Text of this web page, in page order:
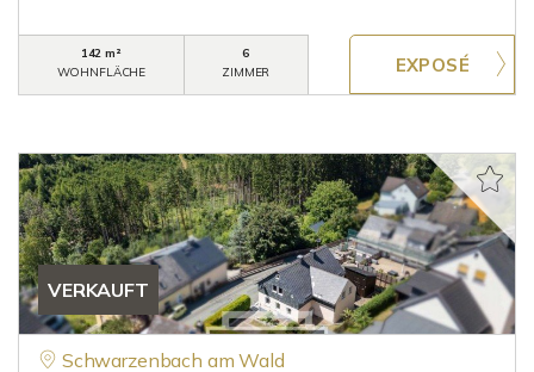
142 m²
WOHNFLÄCHE
6
ZIMMER
VERKAUFT
Schwarzenbach am Wald